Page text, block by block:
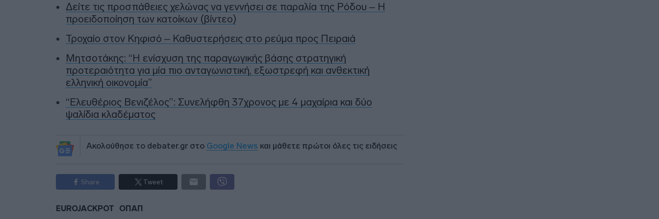
Δείτε τις προσπάθειες χελώνας να γεννήσει σε παραλία της Ρόδου – Η
προειδοποίηση των κατοίκων (βίντεο)
Τροχαίο στον Κηφισό – Καθυστερήσεις στο ρεύμα προς Πειραιά
Μητσοτάκης: “Η ενίσχυση της παραγωγικής βάσης στρατηγική
προτεραιότητα για μία πιο ανταγωνιστική, εξωστρεφή και ανθεκτική
ελληνική οικονομία”
“Ελευθέριος Βενιζέλος”: Συνελήφθη 37χρονος με 4 μαχαίρια και δύο
ψαλίδια κλαδέματος
Ακολούθησε το debater.gr στο Google News και μάθετε πρώτοι όλες τις ειδήσεις
Share Tweet
EUROJACKPOT ΟΠΑΠ